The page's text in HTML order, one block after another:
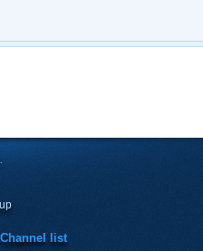
list